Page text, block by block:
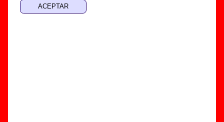
ayudar a
completar esta información